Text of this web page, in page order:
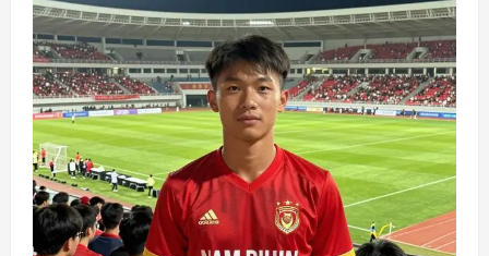
mới
ngờ
bênh
vực
đối
thủ:
“Đừng
phạt
họ,
đó
là
bóng
đá!”